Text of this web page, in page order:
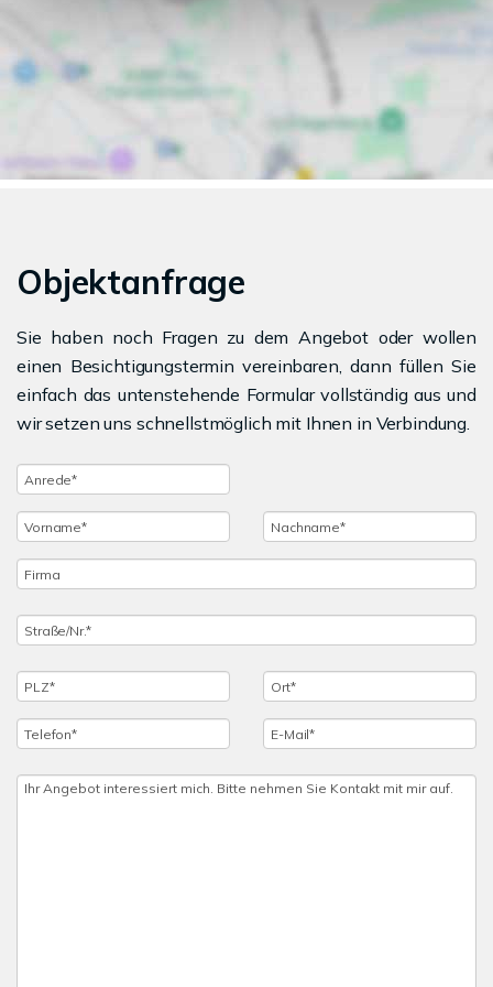
Objektanfrage
Sie haben noch Fragen zu dem Angebot oder wollen
einen Besichtigungstermin vereinbaren, dann füllen Sie
einfach das untenstehende Formular vollständig aus und
wir setzen uns schnellstmöglich mit Ihnen in Verbindung.